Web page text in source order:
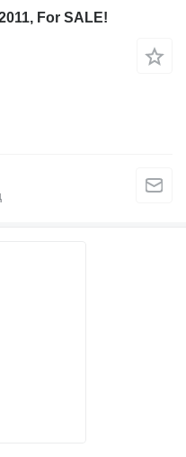
For SALE!